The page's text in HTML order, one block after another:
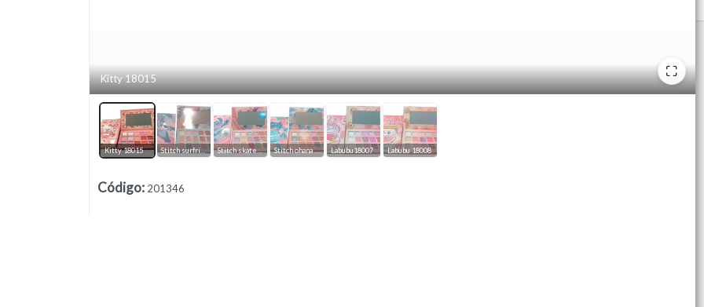
Kitty 18015
Kitty 18015 Stitch surfriding 18001 Stitch skateboard 18002 Stitch ohana 1889 Labubu18007 Labubu 18008
Código: 201346
Lista vacía